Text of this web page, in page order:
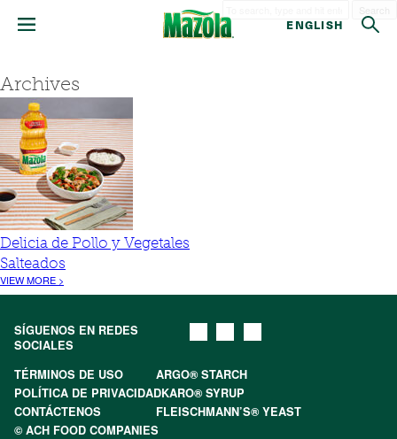
ENGLISH
Archives
Delicia de Pollo y Vegetales
Salteados
VIEW MORE >
SÍGUENOS EN REDES
SOCIALES
TÉRMINOS DE USO
ARGO® STARCH
POLÍTICA DE PRIVACIDADKARO® SYRUP
CONTÁCTENOS
FLEISCHMANN’S® YEAST
© ACH FOOD COMPANIES